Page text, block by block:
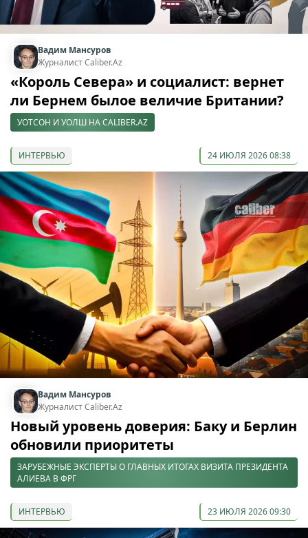
Вадим Мансуров
Журналист Caliber.Az
«Король Севера» и социалист: вернет
ли Бернем былое величие Британии?
УОТСОН И УОЛШ НА CALIBER.AZ
ИНТЕРВЬЮ 24 ИЮЛЯ 2026 08:38
Вадим Мансуров
Журналист Caliber.Az
Новый уровень доверия: Баку и Берлин
обновили приоритеты
ЗАРУБЕЖНЫЕ ЭКСПЕРТЫ О ГЛАВНЫХ ИТОГАХ ВИЗИТА ПРЕЗИДЕНТА
АЛИЕВА В ФРГ
ИНТЕРВЬЮ 23 ИЮЛЯ 2026 09:30